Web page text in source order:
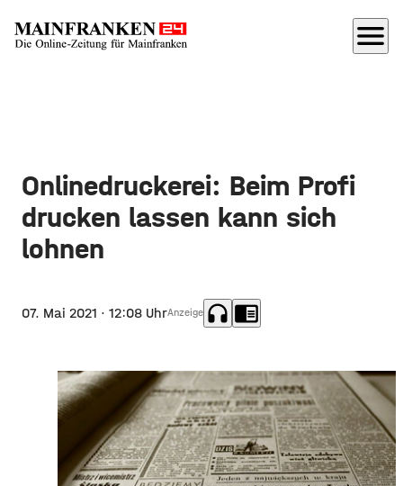
menu
Onlinedruckerei: Beim Profi
drucken lassen kann sich
lohnen
07. Mai 2021 · 12:08 UhrAnzeige headphones chrome_reader_mode